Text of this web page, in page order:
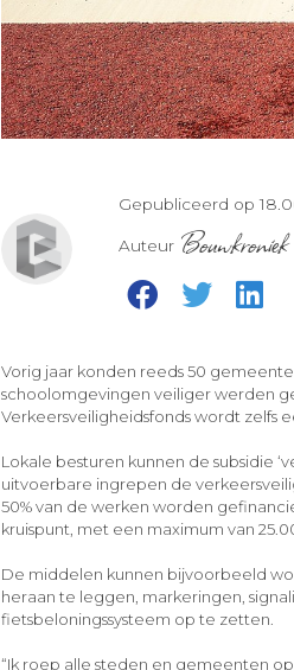
Gepubliceerd op
Auteur Bouwkroniek
Vorig jaar konden reeds 50
schoolomgevingen veiliger werden
Verkeersveiligheidsfonds wordt zelfs
Lokale besturen kunnen de subsidie
uitvoerbare ingrepen de
50% van de werken worden
kruispunt, met een maximum van
De middelen kunnen bijvoorbeeld
heraan te leggen, markeringen,
fietsbeloningssysteem op te zetten.
“Ik roep alle steden en gemeenten